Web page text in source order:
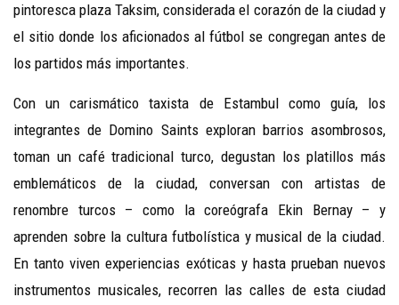
pintoresca plaza Taksim, considerada el corazón de la ciudad y
el sitio donde los aficionados al fútbol se congregan antes de
los partidos más importantes.
Con un carismático taxista de Estambul como guía, los
integrantes de Domino Saints exploran barrios asombrosos,
toman un café tradicional turco, degustan los platillos más
emblemáticos de la ciudad, conversan con artistas de
renombre turcos – como la coreógrafa Ekin Bernay – y
aprenden sobre la cultura futbolística y musical de la ciudad.
En tanto viven experiencias exóticas y hasta prueban nuevos
instrumentos musicales, recorren las calles de esta ciudad